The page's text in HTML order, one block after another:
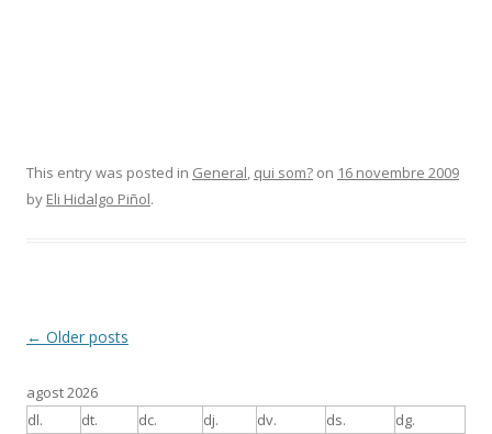
This entry was posted in General, qui som? on 16 novembre 2009
by Eli Hidalgo Piñol.
Post
← Older posts
agost 2026
dl.
dt. dc. dj. dv. ds. dg.